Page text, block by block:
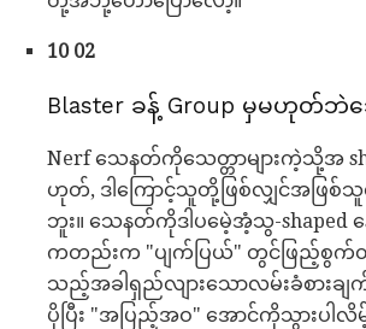
10 02
Blaster ခန့် Group မှမဟုတ်ဘဲ
Nerf သေနတ်ကိုသေတ္တာများကဲ့သို့အ
ဟုတ်, ဒါကြောင့်သူတို့ဖြစ်လျှင်အဖြစ်
ဘူး။ သေနတ်ကိုဒါပမေဲ့အံ့သွ-shaped
ကတည်းက "ပျက်ပြယ်" တွင်ဖြည့်စွက်တဲ့
သည့်အခါရှည်လျားသောလမ်းခံစားခ
ပိုပြီး "အပြည့်အဝ" အောင်ကိုသွားပါ